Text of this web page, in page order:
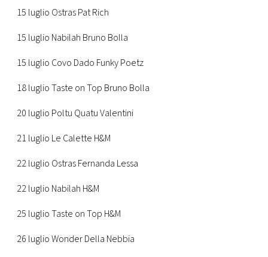
15 luglio Ostras Pat Rich
15 luglio Nabilah Bruno Bolla
15 luglio Covo Dado Funky Poetz
18 luglio Taste on Top Bruno Bolla
20 luglio Poltu Quatu Valentini
21 luglio Le Calette H&M
22 luglio Ostras Fernanda Lessa
22 luglio Nabilah H&M
25 luglio Taste on Top H&M
26 luglio Wonder Della Nebbia